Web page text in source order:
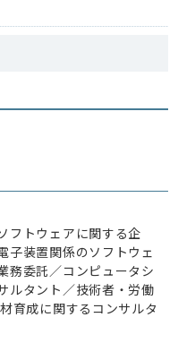
フトウェアに関する企
子装置関係のソフトウェ
務委託／コンピュータシ
ルタント／技術者・労働
育成に関するコンサルタ